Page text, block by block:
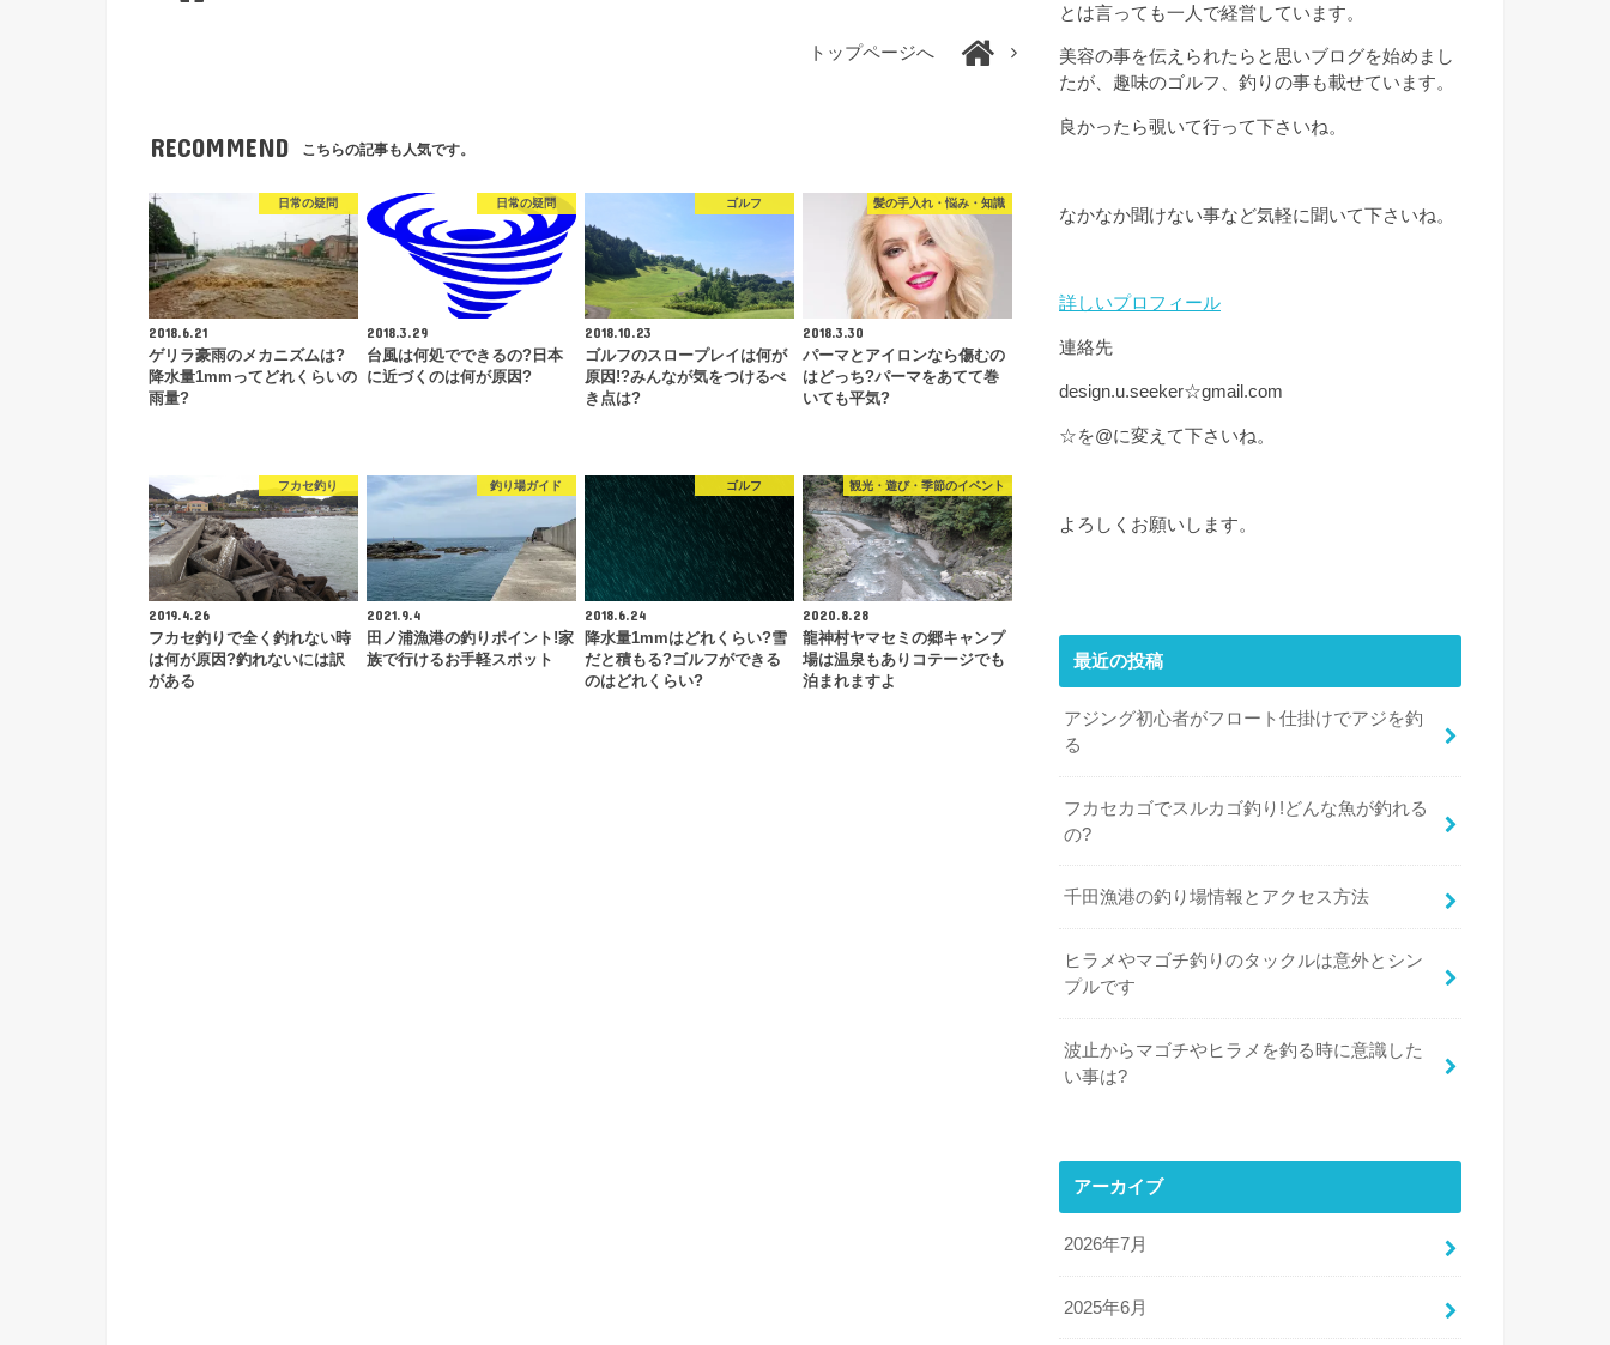
トップページへ
RECOMMEND こちらの記事も人気です。
日常の疑問
2018.6.21
ゲリラ豪雨のメカニズムは?
降水量1mmってどれくらいの
雨量?
日常の疑問
2018.3.29
台風は何処でできるの?日本
に近づくのは何が原因?
ゴルフ
2018.10.23
ゴルフのスロープレイは何が
原因!?みんなが気をつけるべ
き点は?
髪の手入れ・悩み・知識
2018.3.30
パーマとアイロンなら傷むの
はどっち?パーマをあてて巻
いても平気?
フカセ釣り
2019.4.26
フカセ釣りで全く釣れない時
は何が原因?釣れないには訳
がある
釣り場ガイド
2021.9.4
田ノ浦漁港の釣りポイント!家
族で行けるお手軽スポット
ゴルフ
2018.6.24
降水量1mmはどれくらい?雪
だと積もる?ゴルフができる
のはどれくらい?
観光・遊び・季節のイベント
2020.8.28
龍神村ヤマセミの郷キャンプ
場は温泉もありコテージでも
泊まれますよ
とは言っても一人で経営しています。
美容の事を伝えられたらと思いブログを始めまし
たが、趣味のゴルフ、釣りの事も載せています。
良かったら覗いて行って下さいね。
なかなか聞けない事など気軽に聞いて下さいね。
詳しいプロフィール
連絡先
design.u.seeker☆gmail.com
☆を@に変えて下さいね。
よろしくお願いします。
最近の投稿
アジング初心者がフロート仕掛けでアジを釣
る
フカセカゴでスルカゴ釣り!どんな魚が釣れる
の?
千田漁港の釣り場情報とアクセス方法
ヒラメやマゴチ釣りのタックルは意外とシン
プルです
波止からマゴチやヒラメを釣る時に意識した
い事は?
アーカイブ
2026年7月
2025年6月